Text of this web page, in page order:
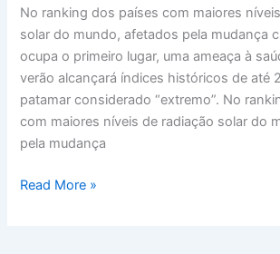
No ranking dos países com maiores
solar do mundo, afetados pela mudança
ocupa o primeiro lugar, uma ameaça à
verão alcançará índices históricos de até
patamar considerado “extremo”. No
com maiores níveis de radiação solar do
pela mudança
Peru
alcança
índices
históricos
Read More »